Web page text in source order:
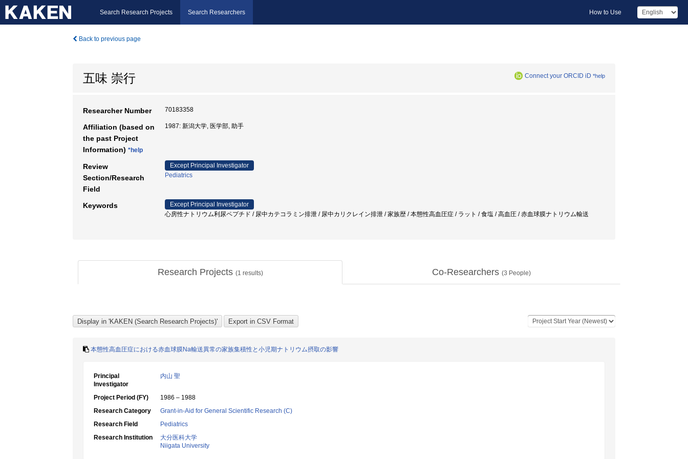
Search Research Projects Search Researchers How to Use
Back to previous page
五味 崇行 Connect your ORCID iD *help
Researcher Number 70183358
Affiliation (based on
the past Project
Information) *help
1987: 新潟大学, 医学部, 助手
Review
Section/Research
Field
Except Principal Investigator
Pediatrics
Keywords
Except Principal Investigator
心房性ナトリウム利尿ペプチド / 尿中カテコラミン排泄 / 尿中カリクレイン排泄 / 家族歴 / 本態性高血圧症 / ラット / 食塩 / 高血圧 / 赤血球膜ナトリウム輸送
Research Projects (1 results) Co-Researchers (3 People)
本態性高血圧症における赤血球膜Na輸送異常の家族集積性と小児期ナトリウム摂取の影響
Principal
Investigator
内山 聖
Project Period (FY)
1986 – 1988
Research Category
Grant-in-Aid for General Scientific Research (C)
Research Field
Pediatrics
Research Institution
大分医科大学
Niigata University